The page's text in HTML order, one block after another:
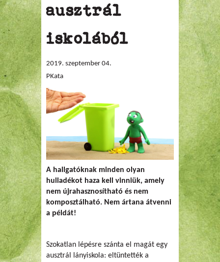
ausztrál
iskolából
2019. szeptember 04.
PKata
A hallgatóknak minden olyan
hulladékot haza kell vinniük, amely
nem újrahasznosítható és nem
komposztálható. Nem ártana átvenni
a példát!
Szokatlan lépésre szánta el magát egy
ausztrál lányiskola: eltüntették a